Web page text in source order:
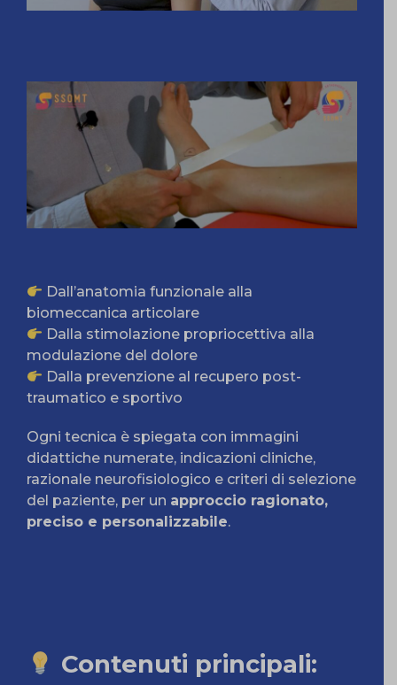
Dall’anatomia funzionale alla
biomeccanica articolare
Dalla stimolazione propriocettiva alla
modulazione del dolore
Dalla prevenzione al recupero post-
traumatico e sportivo
Ogni tecnica è spiegata con immagini
didattiche numerate, indicazioni cliniche,
razionale neurofisiologico e criteri di selezione
del paziente, per un approccio ragionato,
preciso e personalizzabile.
Contenuti principali: